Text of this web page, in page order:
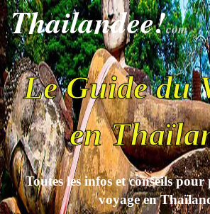
Thailandee!com
Le Guide du
en
Toutes les infos et conseils
voyage en